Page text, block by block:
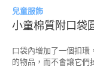
兒童服飾
小童棉質附口袋
口袋內增加了一個扣環
的物品，而不會讓它們